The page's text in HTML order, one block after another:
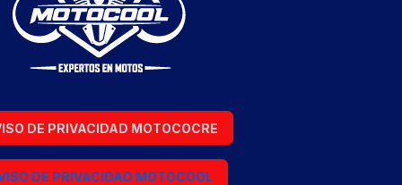
DE PRIVACIDAD MOTOCOCRE
DE PRIVACIDAD MOTOCOOL